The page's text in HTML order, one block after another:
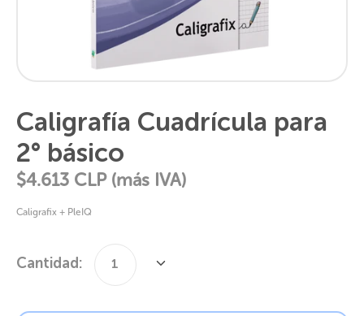
Caligrafía Cuadrícula para
2° básico
$4.613 CLP (más IVA)
Caligrafix + PleIQ
Cantidad: Cantidad
1